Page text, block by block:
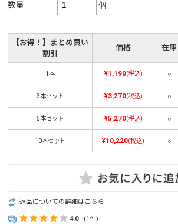
数量: 個
【お得！】まとめ買い
割引
価格 在庫
1本 ¥1,190(税込) ○
3本セット ¥3,270(税込) ○
5本セット ¥5,270(税込) ○
10本セット ¥10,220(税込) ○
返品についての詳細はこちら
4.0 (1件)